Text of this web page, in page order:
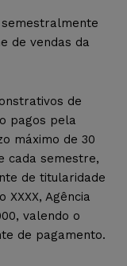
semestralmente
de vendas da
de
pagos pela
máximo de 30
cada semestre,
de titularidade
XXXX, Agência
valendo o
de pagamento.